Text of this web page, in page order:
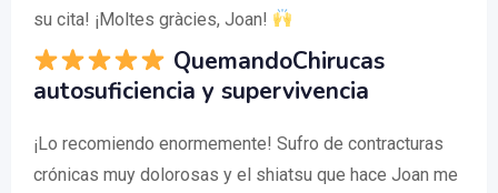
su cita! ¡Moltes gràcies, Joan!
QuemandoChirucas
autosuficiencia y supervivencia
¡Lo recomiendo enormemente! Sufro de contracturas
crónicas muy dolorosas y el shiatsu que hace Joan me